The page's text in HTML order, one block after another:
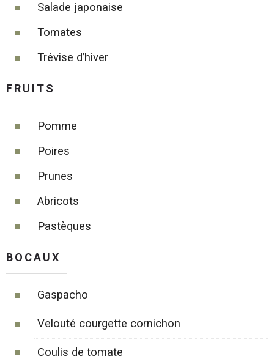
Salade japonaise
Tomates
Trévise d’hiver
FRUITS
Pomme
Poires
Prunes
Abricots
Pastèques
BOCAUX
Gaspacho
Velouté courgette cornichon
Coulis de tomate